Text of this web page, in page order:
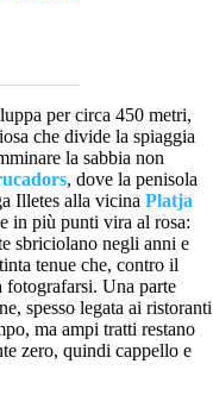
per circa 450 metri,
che divide la spiaggia
la sabbia non
, dove la penisola
Illetes alla vicina Platja
in più punti vira al rosa:
sbriciolano negli anni e
tenue che, contro il
fotografarsi. Una parte
spesso legata ai ristoranti
ma ampi tratti restano
zero, quindi cappello e